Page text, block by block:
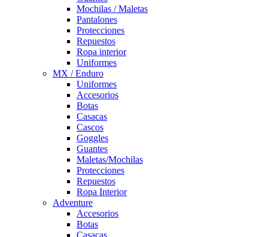
Mochilas / Maletas
Pantalones
Protecciones
Repuestos
Ropa interior
Uniformes
MX / Enduro
Uniformes
Accesorios
Botas
Casacas
Cascos
Goggles
Guantes
Maletas/Mochilas
Protecciones
Repuestos
Ropa Interior
Adventure
Accesorios
Botas
Casacas